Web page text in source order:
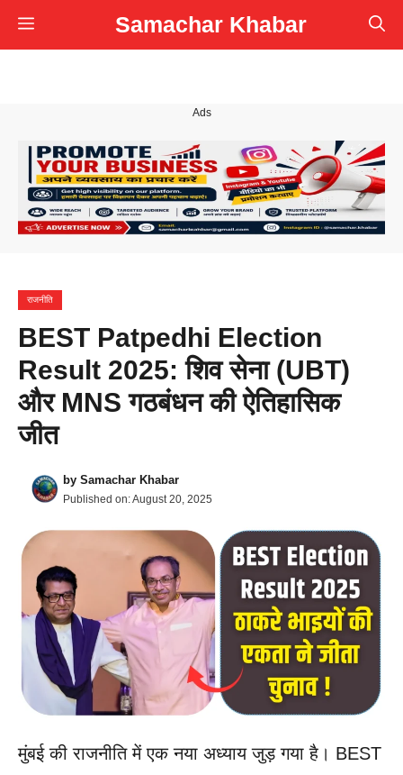
Skip
to
Samachar Khabar
Menu
Ads
राजनीति
BEST Patpedhi Election
Result 2025: शिव सेना (UBT)
और MNS गठबंधन की ऐतिहासिक
जीत
by Samachar Khabar
Published on:August 20, 2025
मुंबई की राजनीति में एक नया अध्याय जुड़ गया है। BEST